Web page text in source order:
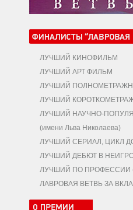
ЛУЧШИЙ КИНОФИЛЬМ
ЛУЧШИЙ АРТ ФИЛЬМ
ЛУЧШИЙ
ЛУЧШИЙ
ЛУЧШИЙ НАУЧНО-
(имени Льва Николаева)
ЛУЧШИЙ СЕРИАЛ, ЦИКЛ
ЛУЧШИЙ ДЕБЮТ В
ЛУЧШИЙ ПО ПРОФЕССИИ
ЛАВРОВАЯ ВЕТВЬ ЗА